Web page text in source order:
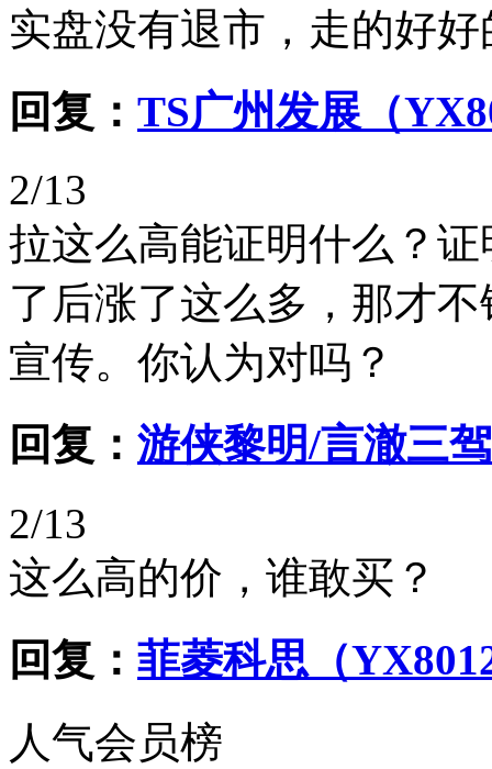
实盘没有退市，走的好
回复： TS广州发展（
2/13
拉这么高能证明什么？
了后涨了这么多，那才
宣传。你认为对吗？
回复： 游侠黎明/言澈三
2/13
这么高的价，谁敢买？
回复： 菲菱科思（
人气会员榜